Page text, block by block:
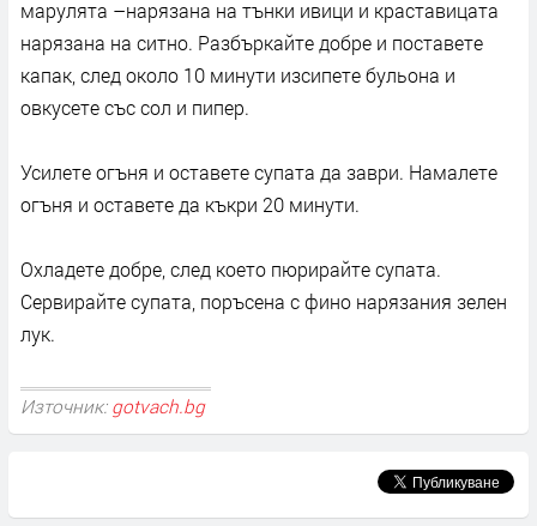
марулята –нарязана на тънки ивици и краставицата
нарязана на ситно. Разбъркайте добре и поставете
капак, след около 10 минути изсипете бульона и
овкусете със сол и пипер.
Усилете огъня и оставете супата да заври. Намалете
огъня и оставете да къкри 20 минути.
Охладете добре, след което пюрирайте супата.
Сервирайте супата, поръсена с фино нарязания зелен
лук.
Източник: gotvach.bg